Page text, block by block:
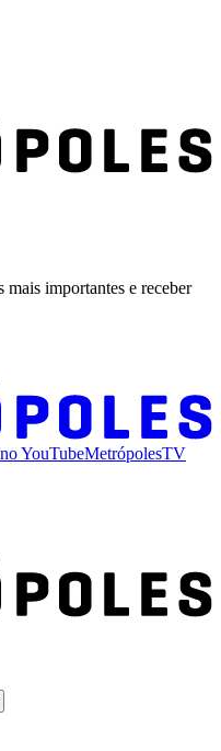
importantes e receber
YouTubeMetrópolesTV